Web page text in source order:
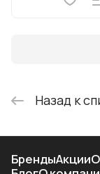
Назад к
БрендыАкции